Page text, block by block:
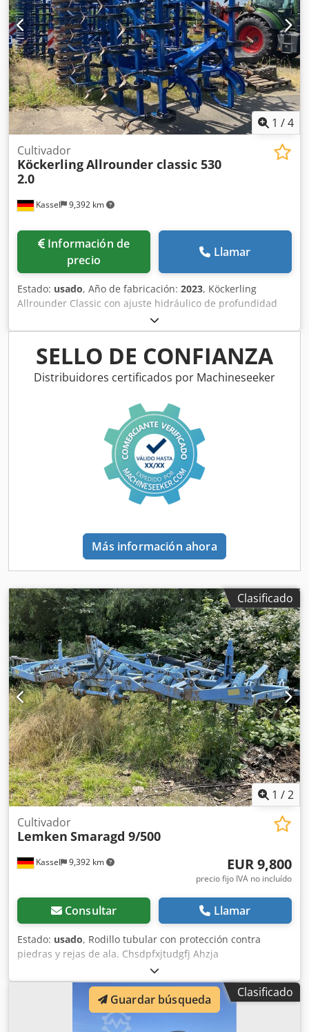
1 /4
Kassel 9,392 km
Cultivador
KöckerlingAllrounder classic 530
2.0
Información de
precio
Llamar
Estado: usado, Año de fabricación: 2023, Köckerling
Allrounder Classic con ajuste hidráulico de profundidad
Herkulesz. Plus + / Juego de rejas de doble muelle HM tipo
pata de ganso / Nivelador individual / Rulo STS Ø 530 mm /
Iluminación / Chjdpfjt A Udmox Ahzsa
SELLO DE CONFIANZA
Distribuidores certificados por Machineseeker
Más información ahora
Clasificado
1 /2
Kassel 9,392 km
Cultivador
Lemken Smaragd 9/500
EUR 9,800
precio fijo IVA no incluído
Consultar Llamar
Estado: usado, Rodillo tubular con protección contra
piedras y rejas de ala. Chsdpfxjtudgfj Ahzja
Clasificado
Guardar búsqueda